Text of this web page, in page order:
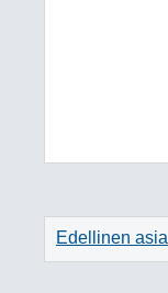
Edellinen asia